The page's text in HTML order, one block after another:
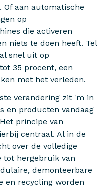
Of aan automatische
op
die activeren
niets te doen heeft. Tel
snel uit op
35 procent, een
met het verleden.
verandering zit 'm in
en producten vandaag
principe van
centraal. Al in de
over de volledige
tot hergebruik van
demonteerbare
en recycling worden